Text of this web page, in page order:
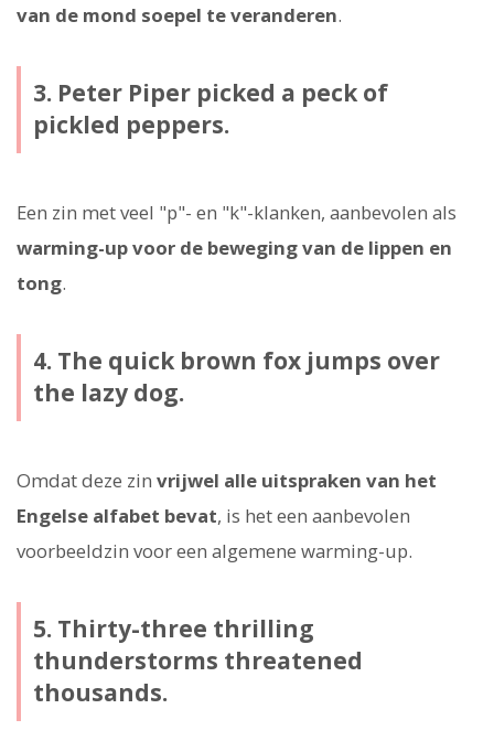
van de mond soepel te veranderen.
3. Peter Piper picked a peck of
pickled peppers.
Een zin met veel "p"- en "k"-klanken, aanbevolen als
warming-up voor de beweging van de lippen en
tong.
4. The quick brown fox jumps over
the lazy dog.
Omdat deze zin vrijwel alle uitspraken van het
Engelse alfabet bevat, is het een aanbevolen
voorbeeldzin voor een algemene warming-up.
5. Thirty-three thrilling
thunderstorms threatened
thousands.